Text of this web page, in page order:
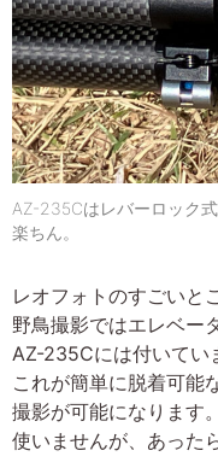
AZ-235Cはレバーロック
楽ちん。
レオフォトのすごいと
野鳥撮影ではエレベー
AZ-235Cには付いてい
これが簡単に脱着可能
撮影が可能になります
使いませんが、あった